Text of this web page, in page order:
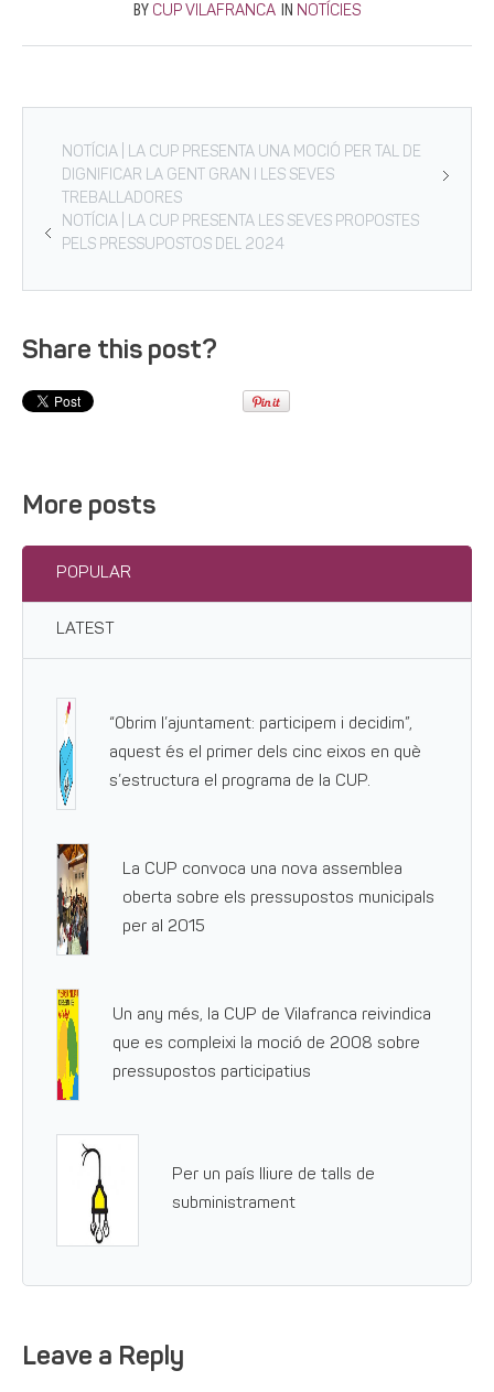
BY CUP VILAFRANCA IN NOTÍCIES
NOTÍCIA | LA CUP PRESENTA UNA MOCIÓ PER TAL DE
DIGNIFICAR LA GENT GRAN I LES SEVES
TREBALLADORES
NOTÍCIA | LA CUP PRESENTA LES SEVES PROPOSTES
PELS PRESSUPOSTOS DEL 2024
Share this post?
More posts
POPULAR
LATEST
“Obrim l’ajuntament: participem i decidim”,
aquest és el primer dels cinc eixos en què
s’estructura el programa de la CUP.
La CUP convoca una nova assemblea
oberta sobre els pressupostos municipals
per al 2015
Un any més, la CUP de Vilafranca reivindica
que es compleixi la moció de 2008 sobre
pressupostos participatius
Per un país lliure de talls de
subministrament
Leave a Reply